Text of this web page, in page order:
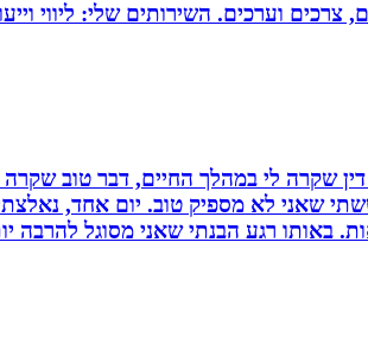
צרכים וערכים. השירותים שלי: ליווי
שקרה לי במהלך החיים, דבר טוב
שאני לא מספיק טוב. יום אחד,
באותו רגע הבנתי שאני מסוגל להרבה